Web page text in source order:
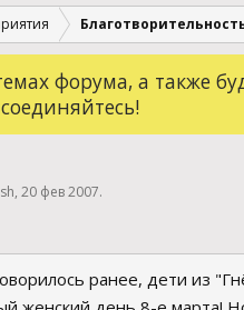
форума, а также
, 20 фев 2007.
ранее, дети из